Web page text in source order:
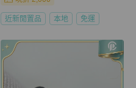
近新閒置品 本地 免運